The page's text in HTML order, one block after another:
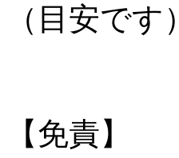
（目安です）
【免責】